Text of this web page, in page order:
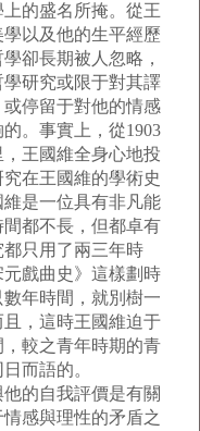
的盛名所掩。從王
以及他的生平經歷
卻長期被人忽略，
研究或限于對其譯
停留于對他的情感
。事實上，從1903
王國維全身心地投
在王國維的學術史
維是一位具有非凡能
都不長，但都卓有
只用了兩三年時
戲曲史》這樣劃時
年時間，就別樹一
，這時王國維迫于
較之青年時期的青
而語的。
的自我評價是有關
感與理性的矛盾之